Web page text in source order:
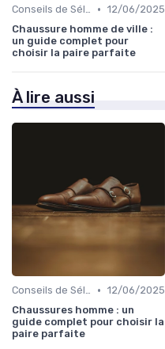
Conseils de Sélection • 12/06/2025
Chaussure homme de ville :
un guide complet pour
choisir la paire parfaite
À lire aussi
Conseils de Sélection • 12/06/2025
Chaussures homme : un
guide complet pour choisir la
paire parfaite